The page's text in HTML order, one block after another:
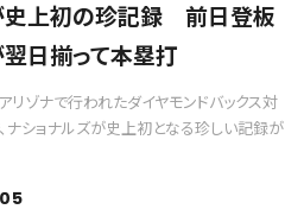
史上初の珍記録 前日登板
日揃って本塁打
リゾナで行われたダイヤモンドバックス対
ナショナルズが史上初となる珍しい記録が